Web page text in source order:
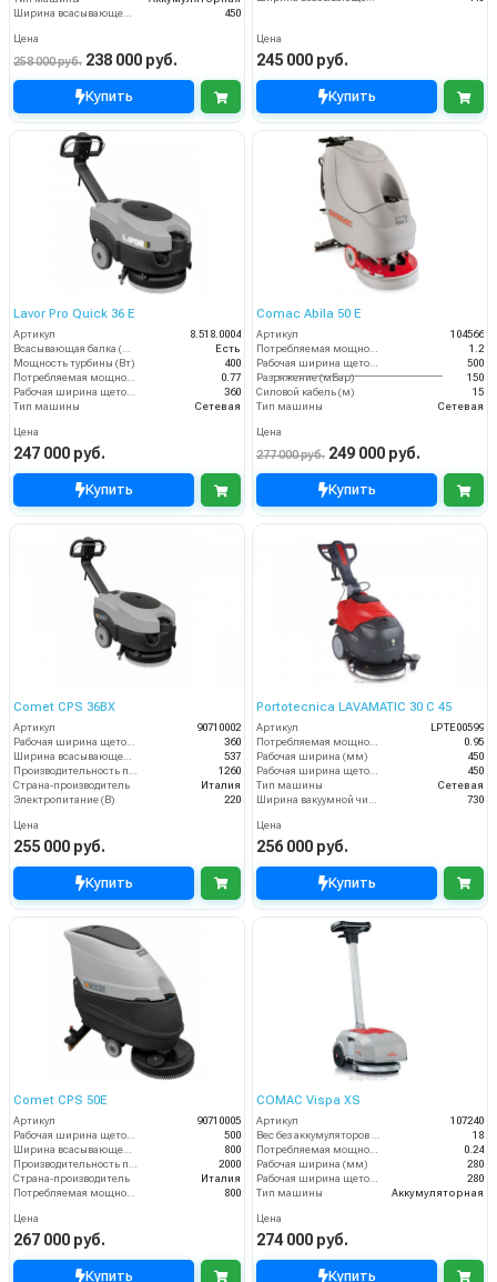
Ширина всасывающей балки (мм)
450
Цена
258 000 руб. 238 000 руб.
Купить
Цена
245 000 руб.
Купить
Lavor Pro Quick 36 E
Артикул
8.518.0004
Всасывающая балка (шт)
Есть
Мощность турбины (Вт)
400
Потребляемая мощность (кВт)
0.77
Рабочая ширина щеток (мм)
360
Тип машины
Сетевая
Цена
247 000 руб.
Купить
Comac Abila 50 E
Артикул
104566
Потребляемая мощность (кВт)
1.2
Рабочая ширина щеток (мм)
500
Разряжение (мБар)
150
Силовой кабель (м)
15
Тип машины
Сетевая
Цена
277 000 руб. 249 000 руб.
Купить
Comet CPS 36BX
Артикул
90710002
360
537
1260
Страна-производитель
Италия
Электропитание (В)
220
Цена
255 000 руб.
Купить
Portotecnica LAVAMATIC 30 С 45
Артикул
LPTE00599
0.95
Рабочая ширина (мм)
450
450
Тип машины
Сетевая
730
Цена
256 000 руб.
Купить
Comet CPS 50E
Артикул
90710005
500
800
2000
Страна-производитель
Италия
800
Цена
267 000 руб.
Купить
COMAC Vispa XS
Артикул
107240
18
0.24
Рабочая ширина (мм)
280
280
Тип машины
Аккумуляторная
Цена
274 000 руб.
Купить